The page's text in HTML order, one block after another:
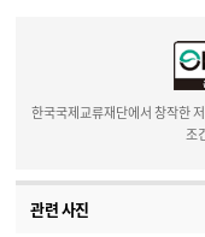
한국국제교류재단에서 창작한
조
관련 사진